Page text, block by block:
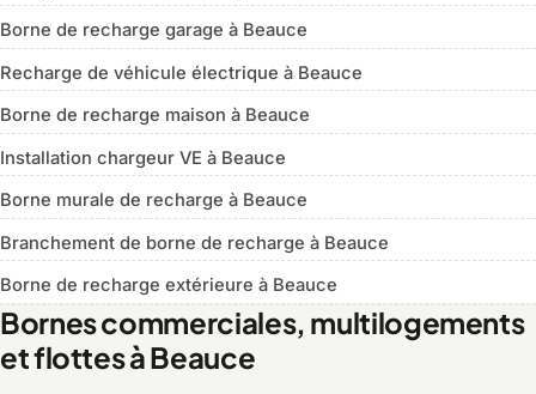
Borne de recharge garage à Beauce
Recharge de véhicule électrique à Beauce
Borne de recharge maison à Beauce
Installation chargeur VE à Beauce
Borne murale de recharge à Beauce
Branchement de borne de recharge à Beauce
Borne de recharge extérieure à Beauce
Bornes commerciales, multilogements
et flottes à Beauce